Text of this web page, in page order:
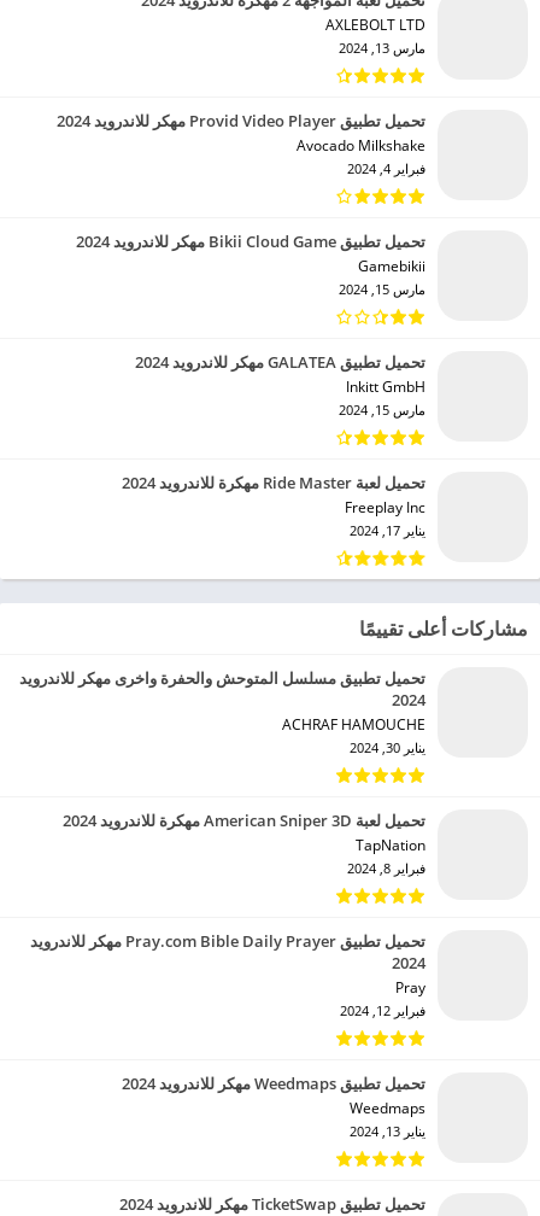
AXLEBOLT LTD‏
مارس 13, 2024
تحميل تطبيق Provid Video Player مهكر للاندرويد 2024
Avocado Milkshake‏
فبراير 4, 2024
تحميل تطبيق Bikii Cloud Game مهكر للاندرويد 2024
Gamebikii‏
مارس 15, 2024
تحميل تطبيق GALATEA مهكر للاندرويد 2024
Inkitt GmbH‏
مارس 15, 2024
تحميل لعبة Ride Master مهكرة للاندرويد 2024
Freeplay Inc‏
يناير 17, 2024
مشاركات أعلى تقييمًا
تحميل تطبيق مسلسل المتوحش والحفرة واخرى مهكر للاندرويد
2024
ACHRAF HAMOUCHE‏
يناير 30, 2024
تحميل لعبة American Sniper 3D مهكرة للاندرويد 2024
TapNation‏
فبراير 8, 2024
تحميل تطبيق Pray.com Bible Daily Prayer مهكر للاندرويد
2024
Pray‏
فبراير 12, 2024
تحميل تطبيق Weedmaps مهكر للاندرويد 2024
Weedmaps‏
يناير 13, 2024
تحميل تطبيق TicketSwap مهكر للاندرويد 2024